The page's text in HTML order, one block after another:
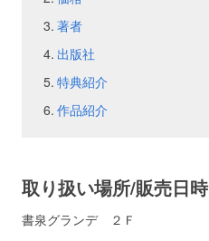
著者
出版社
特典紹介
作品紹介
取り扱い場所/販売日時
書泉グランデ ２Ｆ
お問い合わせ